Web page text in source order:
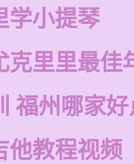
学小提琴
克里里最佳
福州哪家好
他教程视频